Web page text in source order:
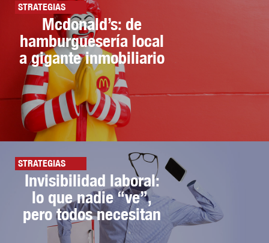
STRATEGIAS
Mcdonald’s: de
hamburguesería local
a gigante inmobiliario
STRATEGIAS
Invisibilidad laboral:
lo que nadie “ve”,
pero todos necesitan